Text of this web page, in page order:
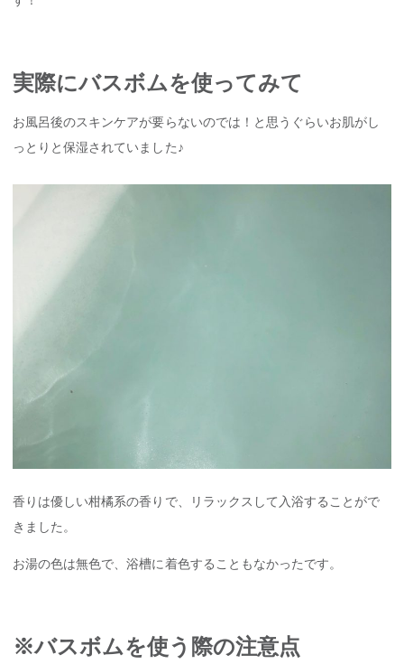
実際にバスボムを使ってみて
お風呂後のスキンケアが要らないのでは！と思うぐらいお肌がし
っとりと保湿されていました♪
香りは優しい柑橘系の香りで、リラックスして入浴することがで
きました。
お湯の色は無色で、浴槽に着色することもなかったです。
※バスボムを使う際の注意点